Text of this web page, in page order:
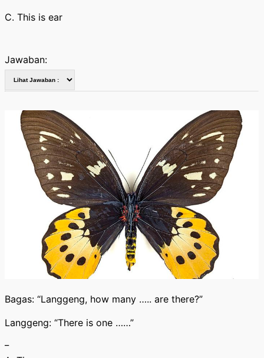
C. This is ear
Jawaban:
Bagas: “Langgeng, how many ….. are there?”
Langgeng: “There is one ……”